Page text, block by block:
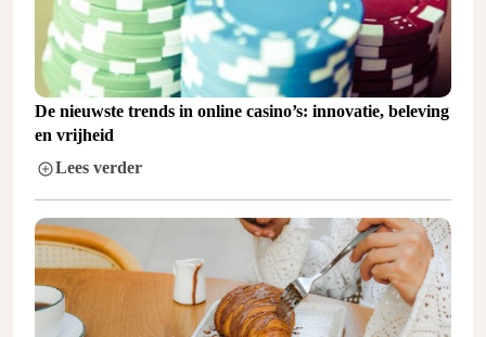
De nieuwste trends in online casino’s: innovatie, beleving
en vrijheid
Lees verder